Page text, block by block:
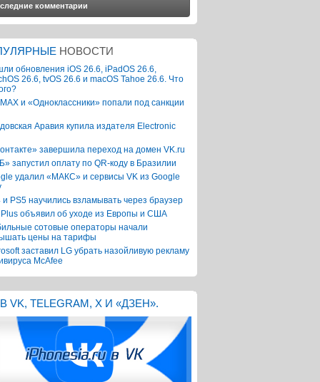
комментарии
НОВОСТИ
обновления iOS 26.6, iPadOS 26.6,
26.6, tvOS 26.6 и macOS Tahoe 26.6. Что
и «Одноклассники» попали под санкции
Аравия купила издателя Electronic
завершила переход на домен VK.ru
запустил оплату по QR-коду в Бразилии
удалил «МАКС» и сервисы VK из Google
и PS5 научились взламывать через браузер
объявил об уходе из Европы и США
сотовые операторы начали
цены на тарифы
заставил LG убрать назойливую рекламу
McAfee
VK, TELEGRAM, X И «ДЗЕН».